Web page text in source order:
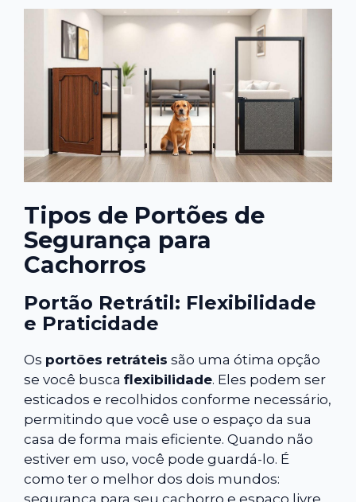
Tipos de Portões de
Segurança para
Cachorros
Portão Retrátil: Flexibilidade
e Praticidade
Os portões retráteis são uma ótima opção
se você busca flexibilidade. Eles podem ser
esticados e recolhidos conforme necessário,
permitindo que você use o espaço da sua
casa de forma mais eficiente. Quando não
estiver em uso, você pode guardá-lo. É
como ter o melhor dos dois mundos:
segurança para seu cachorro e espaço livre